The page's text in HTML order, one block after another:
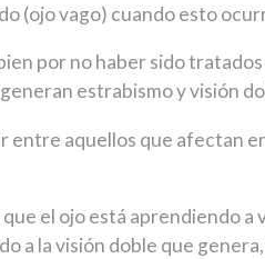
(ojo vago) cuando esto
por no haber sido
estrabismo y visión
entre aquellos que afectan
el ojo está aprendiendo a
a la visión doble que genera,